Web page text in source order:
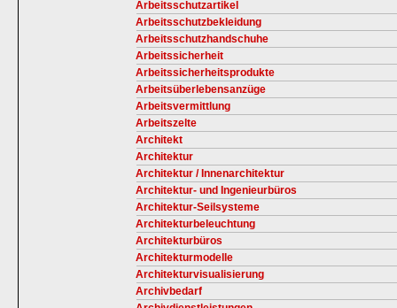
Arbeitsschutzartikel
Arbeitsschutzbekleidung
Arbeitsschutzhandschuhe
Arbeitssicherheit
Arbeitssicherheitsprodukte
Arbeitsüberlebensanzüge
Arbeitsvermittlung
Arbeitszelte
Architekt
Architektur
Architektur / Innenarchitektur
Architektur- und Ingenieurbüros
Architektur-Seilsysteme
Architekturbeleuchtung
Architekturbüros
Architekturmodelle
Architekturvisualisierung
Archivbedarf